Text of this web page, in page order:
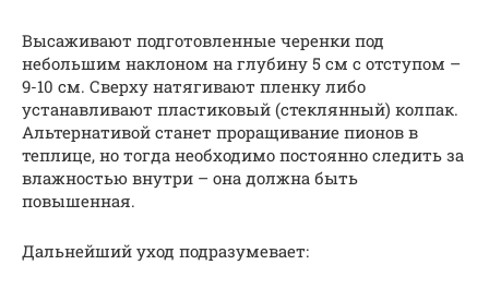
Высаживают подготовленные черенки под
небольшим наклоном на глубину 5 см с отступом –
9-10 см. Сверху натягивают пленку либо
устанавливают пластиковый (стеклянный) колпак.
Альтернативой станет проращивание пионов в
теплице, но тогда необходимо постоянно следить за
влажностью внутри – она должна быть
повышенная.
Дальнейший уход подразумевает: